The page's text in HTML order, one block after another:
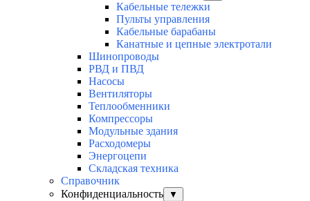
Кабельные тележки
Пульты управления
Кабельные барабаны
Канатные и цепные электротали
Шинопроводы
РВД и ПВД
Насосы
Вентиляторы
Теплообменники
Компрессоры
Модульные здания
Расходомеры
Энергоцепи
Складская техника
Справочник
Конфиденциальность
▼